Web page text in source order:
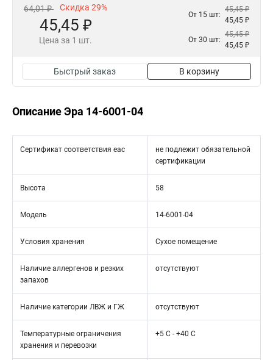
64,01 ₽ Скидка 29%
45,45 ₽
Цена за 1 шт.
От 15 шт:
45,45 ₽
45,45 ₽
От 30 шт:
45,45 ₽
45,45 ₽
Быстрый заказ В корзину
Описание Эра 14-6001-04
Сертификат соответствия eac
не подлежит обязательной
сертификации
Высота 58
Модель 14-6001-04
Условия хранения Сухое помещение
Наличие аллергенов и резких
запахов
отсутствуют
Наличие категории ЛВЖ и ГЖ отсутствуют
Температурные ограничения
хранения и перевозки
+5 C - +40 C